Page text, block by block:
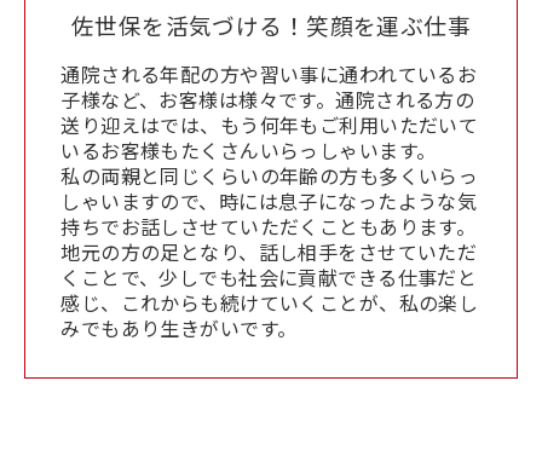
佐世保を活気づける！笑顔を運ぶ仕事
通院される年配の方や習い事に通われているお
子様など、お客様は様々です。通院される方の
送り迎えはでは、もう何年もご利用いただいて
いるお客様もたくさんいらっしゃいます。
私の両親と同じくらいの年齢の方も多くいらっ
しゃいますので、時には息子になったような気
持ちでお話しさせていただくこともあります。
地元の方の足となり、話し相手をさせていただ
くことで、少しでも社会に貢献できる仕事だと
感じ、これからも続けていくことが、私の楽し
みでもあり生きがいです。